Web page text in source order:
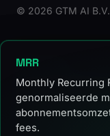
© 2026 GTM AI
ARR
Annual Recurring
genormaliseerde
abonnementen,
Self-serve
Een
zonder
abonnement
onder elke PLG-
MRR
Monthly Recurring
genormaliseerde
fees.